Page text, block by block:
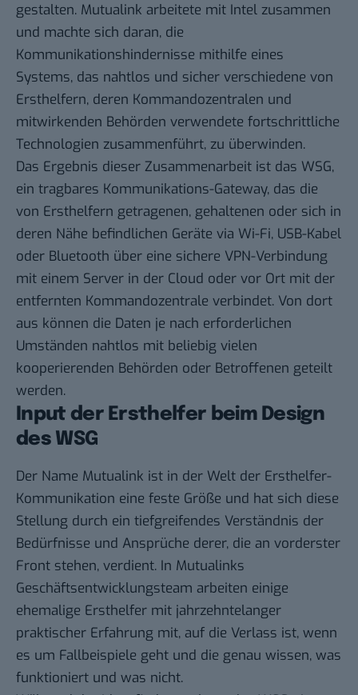
gestalten. Mutualink arbeitete mit Intel zusammen
und machte sich daran, die
Kommunikationshindernisse mithilfe eines
Systems, das nahtlos und sicher verschiedene von
Ersthelfern, deren Kommandozentralen und
mitwirkenden Behörden verwendete fortschrittliche
Technologien zusammenführt, zu überwinden.
Das Ergebnis dieser Zusammenarbeit ist das WSG,
ein tragbares Kommunikations-Gateway, das die
von Ersthelfern getragenen, gehaltenen oder sich in
deren Nähe befindlichen Geräte via Wi-Fi, USB-Kabel
oder Bluetooth über eine sichere VPN-Verbindung
mit einem Server in der Cloud oder vor Ort mit der
entfernten Kommandozentrale verbindet. Von dort
aus können die Daten je nach erforderlichen
Umständen nahtlos mit beliebig vielen
kooperierenden Behörden oder Betroffenen geteilt
werden.
Input der Ersthelfer beim Design
des WSG
Der Name Mutualink ist in der Welt der Ersthelfer-
Kommunikation eine feste Größe und hat sich diese
Stellung durch ein tiefgreifendes Verständnis der
Bedürfnisse und Ansprüche derer, die an vorderster
Front stehen, verdient. In Mutualinks
Geschäftsentwicklungsteam arbeiten einige
ehemalige Ersthelfer mit jahrzehntelanger
praktischer Erfahrung mit, auf die Verlass ist, wenn
es um Fallbeispiele geht und die genau wissen, was
funktioniert und was nicht.